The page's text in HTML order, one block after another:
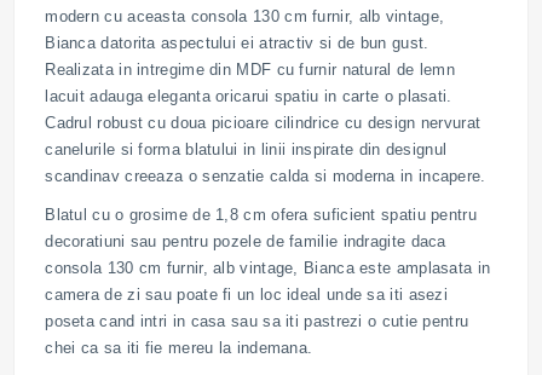
modern cu aceasta consola 130 cm furnir, alb vintage,
Bianca datorita aspectului ei atractiv si de bun gust.
Realizata in intregime din MDF cu furnir natural de lemn
lacuit adauga eleganta oricarui spatiu in carte o plasati.
Cadrul robust cu doua picioare cilindrice cu design nervurat
canelurile si forma blatului in linii inspirate din designul
scandinav creeaza o senzatie calda si moderna in incapere.
Blatul cu o grosime de 1,8 cm ofera suficient spatiu pentru
decoratiuni sau pentru pozele de familie indragite daca
consola 130 cm furnir, alb vintage, Bianca este amplasata in
camera de zi sau poate fi un loc ideal unde sa iti asezi
poseta cand intri in casa sau sa iti pastrezi o cutie pentru
chei ca sa iti fie mereu la indemana.